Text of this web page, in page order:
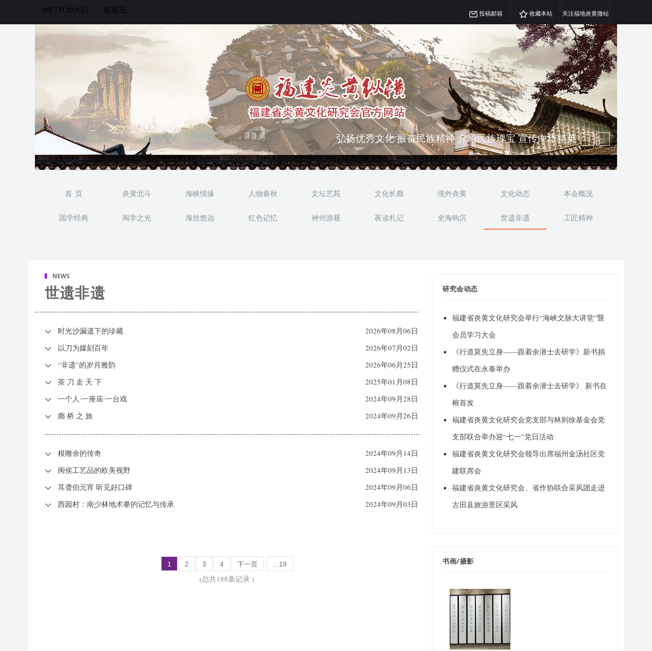
8年7月2026日 星期五 投稿邮箱 收藏本站 关注福地炎黄微站
突出海西特色 报道台港澳侨 坚持古为今用 力求雅俗共赏
弘扬优秀文化 振奋民族精神 介绍民族瑰宝 宣传中华精英
首 页 炎黄北斗 海峡情缘 人物春秋 文坛艺苑 文化长廊 境外炎黄 文化动态 本会概况
国学经典 闽学之光 海丝悠远 红色记忆 神州游屐 夜读札记 史海钩沉 世遗非遗 工匠精神
NEWS
世遗非遗
时光沙漏遗下的珍藏
2026年08月06日
以刀为媒刻百年
2026年07月02日
“非遗”的岁月雅韵
2026年06月25日
茶 刀 走 天 下
2025年01月08日
一个人·一座庙·一台戏
2024年09月28日
廊 桥 之 旅
2024年09月26日
根雕余的传奇
2024年09月14日
闽侯工艺品的欧美视野
2024年09月13日
耳聋伯元宵 听见好口碑
2024年09月06日
西园村：南少林地术拳的记忆与传承
2024年09月03日
1 2 3 4 下一页 ...19
(总共188条记录 )
研究会动态
福建省炎黄文化研究会举行“海峡文脉大讲堂”暨
会员学习大会
《行道莫先立身——跟着余潜士去研学》新书捐
赠仪式在永泰举办
《行道莫先立身——跟着余潜士去研学》 新书在
榕首发
福建省炎黄文化研究会党支部与林则徐基金会党
支部联合举办迎“七一”党日活动
福建省炎黄文化研究会领导出席福州金汤社区党
建联席会
福建省炎黄文化研究会、省作协联合采风团走进
古田县旅游景区采风
书画/摄影